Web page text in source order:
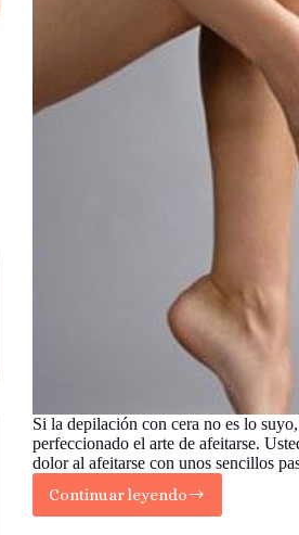
Si la depilación con cera no es lo
perfeccionado el arte de afeitarse.
dolor al afeitarse con unos sencillos
Continuar leyendo
Cómo
afeitarse